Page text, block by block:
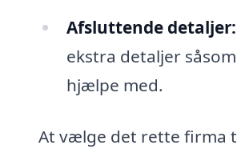
Afsluttende detaljer:
ekstra detaljer
hjælpe med.
At vælge det rette firma